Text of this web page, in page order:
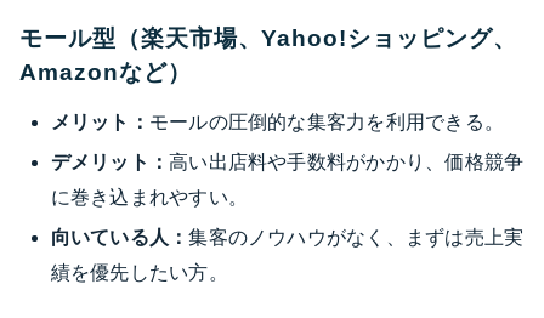
モール型（楽天市場、Yahoo!ショッピング、
Amazonなど）
メリット： モールの圧倒的な集客力を利用できる。
デメリット：高い出店料や手数料がかかり、価格競争
に巻き込まれやすい。
向いている人：集客のノウハウがなく、まずは売上実
績を優先したい方。